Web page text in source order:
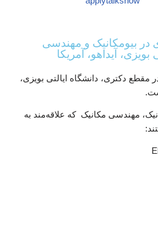
در بیومکانیک و مهندسی
بویزی، آیداهو، آمریکا
مقطع دکتری، دانشگاه ایالتی بویزی،
مهندسی مکانیک که علاقه‌مند به